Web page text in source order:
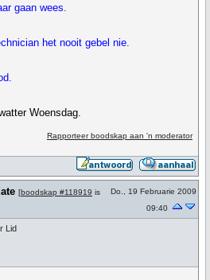
gaan wees.
het nooit gebel nie.
Woensdag.
Rapporteer boodskap aan 'n moderator
[boodskap #118919 is
Do., 19 Februarie 2009
09:40
Lid